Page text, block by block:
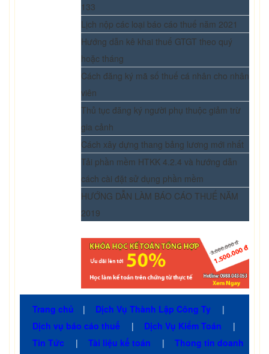
133
Lịch nộp các loại báo cáo thuế năm 2021
Hướng dẫn kê khai thuế GTGT theo quý
hoặc tháng
Cách đăng ký mã số thuế cá nhân cho nhân
viên
Thủ tục đăng ký người phụ thuộc giảm trừ
gia cảnh
Cách xây dựng thang bảng lương mới nhất
Tải phần mềm HTKK 4.2.4 và hướng dẫn
cách cài đặt sử dụng phần mềm
HƯỚNG DẪN LÀM BÁO CÁO THUẾ NĂM
2019
Trang chủ | Dịch Vụ Thành Lập Công Ty
|
Dịch vụ báo cáo thuế
| Dịch Vụ Kiểm Toán
|
Tin Tức
| Tài liệu kế toán |
Thong tin doanh